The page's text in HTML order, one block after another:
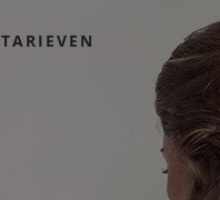
TARIEVEN